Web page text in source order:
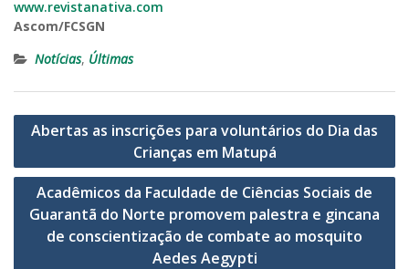
www.revistanativa.com
Ascom/FCSGN
Notícias, Últimas
Navegação
Post
Abertas as inscrições para voluntários do Dia das
Crianças em Matupá
Acadêmicos da Faculdade de Ciências Sociais de
Guarantã do Norte promovem palestra e gincana
de conscientização de combate ao mosquito
Aedes Aegypti